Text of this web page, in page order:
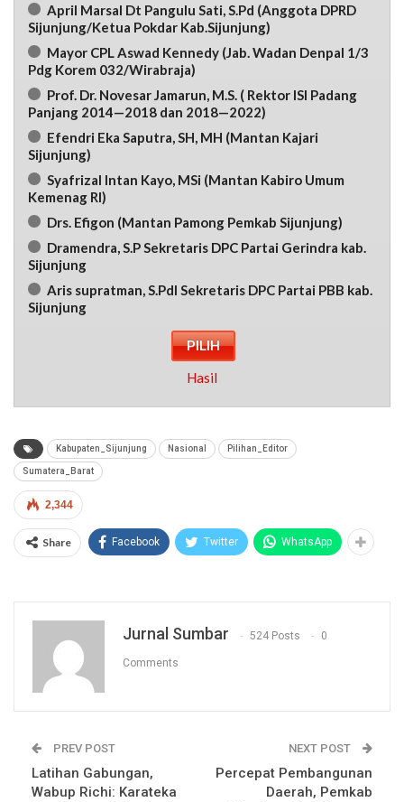
April Marsal Dt Pangulu Sati, S.Pd (Anggota DPRD
Sijunjung/Ketua Pokdar Kab.Sijunjung)
Mayor CPL Aswad Kennedy (Jab. Wadan Denpal 1/3
Pdg Korem 032/Wirabraja)
Prof. Dr. Novesar Jamarun, M.S. ( Rektor ISI Padang
Panjang 2014—2018 dan 2018—2022)
Efendri Eka Saputra, SH, MH (Mantan Kajari
Sijunjung)
Syafrizal Intan Kayo, MSi (Mantan Kabiro Umum
Kemenag RI)
Drs. Efigon (Mantan Pamong Pemkab Sijunjung)
Dramendra, S.P Sekretaris DPC Partai Gerindra kab.
Sijunjung
Aris supratman, S.PdI Sekretaris DPC Partai PBB kab.
Sijunjung
Hasil
Kabupaten_Sijunjung Nasional Pilihan_Editor
Sumatera_Barat
2,344
Share Facebook Twitter WhatsApp
Jurnal Sumbar 524 Posts 0
Comments
PREV POST
Latihan Gabungan,
Wabup Richi: Karateka
NEXT POST
Percepat Pembangunan
Daerah, Pemkab